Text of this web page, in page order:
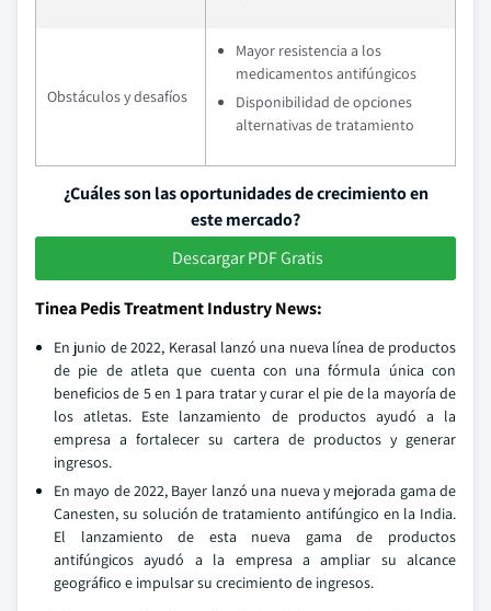
Obstáculos y desafíos
Mayor resistencia a los
medicamentos antifúngicos
Disponibilidad de opciones
alternativas de tratamiento
¿Cuáles son las oportunidades de crecimiento en
este mercado?
Descargar PDF Gratis
Tinea Pedis Treatment Industry News:
En junio de 2022, Kerasal lanzó una nueva línea de productos
de pie de atleta que cuenta con una fórmula única con
beneficios de 5 en 1 para tratar y curar el pie de la mayoría de
los atletas. Este lanzamiento de productos ayudó a la
empresa a fortalecer su cartera de productos y generar
ingresos.
En mayo de 2022, Bayer lanzó una nueva y mejorada gama de
Canesten, su solución de tratamiento antifúngico en la India.
El lanzamiento de esta nueva gama de productos
antifúngicos ayudó a la empresa a ampliar su alcance
geográfico e impulsar su crecimiento de ingresos.